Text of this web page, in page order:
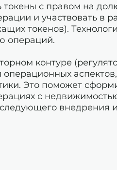
токены с правом на
и участвовать в
токенов).
операций.
контуре
Это поможет
с
внедрения